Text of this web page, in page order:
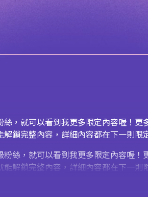
，就可以看到我更多限定內容喔！
鎖完整內容，詳細內容都在下一則限